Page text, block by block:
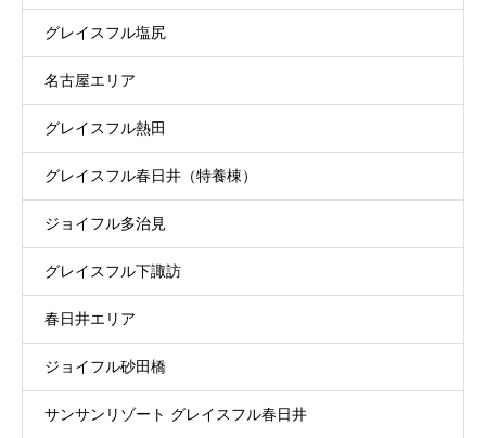
グレイスフル塩尻
名古屋エリア
グレイスフル熱田
グレイスフル春日井（特養棟）
ジョイフル多治見
グレイスフル下諏訪
春日井エリア
ジョイフル砂田橋
サンサンリゾート グレイスフル春日井